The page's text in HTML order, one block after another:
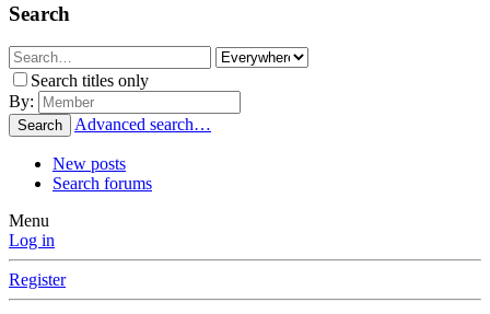
Search
Search titles only
By:
Search Advanced search…
New posts
Search forums
Menu
Log in
Register